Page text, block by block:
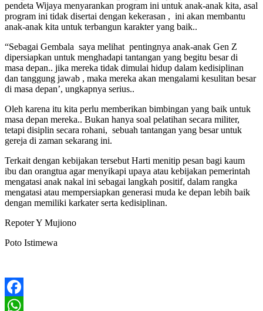
pendeta Wijaya menyarankan program ini untuk anak-anak kita, asal
program ini tidak disertai dengan kekerasan , ini akan membantu
anak-anak kita untuk terbangun karakter yang baik..
“Sebagai Gembala saya melihat pentingnya anak-anak Gen Z
dipersiapkan untuk menghadapi tantangan yang begitu besar di
masa depan.. jika mereka tidak dimulai hidup dalam kedisiplinan
dan tanggung jawab , maka mereka akan mengalami kesulitan besar
di masa depan’, ungkapnya serius..
Oleh karena itu kita perlu memberikan bimbingan yang baik untuk
masa depan mereka.. Bukan hanya soal pelatihan secara militer,
tetapi disiplin secara rohani, sebuah tantangan yang besar untuk
gereja di zaman sekarang ini.
Terkait dengan kebijakan tersebut Harti menitip pesan bagi kaum
ibu dan orangtua agar menyikapi upaya atau kebijakan pemerintah
mengatasi anak nakal ini sebagai langkah positif, dalam rangka
mengatasi atau mempersiapkan generasi muda ke depan lebih baik
dengan memiliki karkater serta kedisiplinan.
Repoter Y Mujiono
Poto Istimewa
Facebook